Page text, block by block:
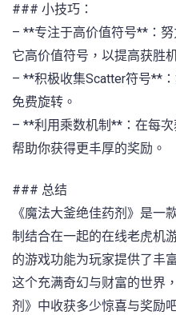
### 小技巧：
– **专注于高价值符号**：
它高价值符号，以提高获胜
– **积极收集Scatter符号**
免费旋转。
– **利用乘数机制**：在每
帮助你获得更丰厚的奖励。
### 总结
《魔法大釜绝佳药剂》是一
制结合在一起的在线老虎机
的游戏功能为玩家提供了丰
这个充满奇幻与财富的世界
剂》中收获多少惊喜与奖励吧